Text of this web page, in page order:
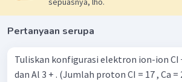
Pertanyaan serupa
Tuliskan konfigurasi elektron ion-ion CI −
dan Al 3 + . (Jumlah proton CI = 17 , Ca = 20 , O = 8 , dan AI =